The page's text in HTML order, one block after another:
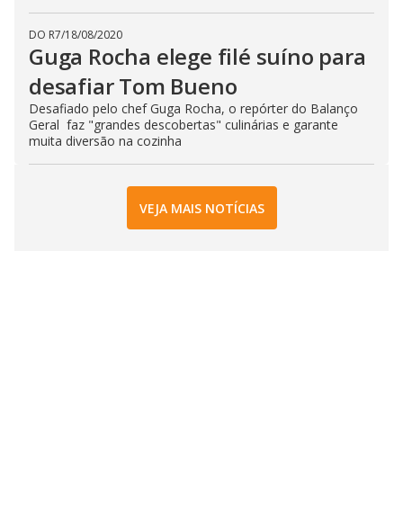
DO R7/18/08/2020
Guga Rocha elege filé suíno para
desafiar Tom Bueno
Desafiado pelo chef Guga Rocha, o repórter do Balanço
Geral faz "grandes descobertas" culinárias e garante
muita diversão na cozinha
VEJA MAIS NOTÍCIAS